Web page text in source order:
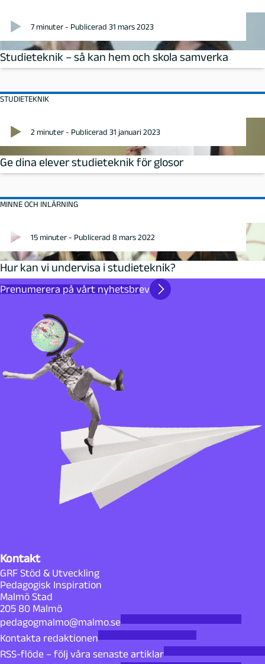
7 minuter - Publicerad 31 mars 2023
Studieteknik – så kan hem och skola samverka
STUDIETEKNIK
2 minuter - Publicerad 31 januari 2023
Ge dina elever studieteknik för glosor
MINNE OCH INLÄRNING
15 minuter - Publicerad 8 mars 2022
Hur kan vi undervisa i studieteknik?
Prenumerera på vårt nyhetsbrev
Kontakt
GRF Stöd & Utveckling
Pedagogisk Inspiration
Malmö Stad
205 80 Malmö
pedagogmalmo@malmo.se
Kontakta redaktionen
RSS-flöde – följ våra senaste artiklar